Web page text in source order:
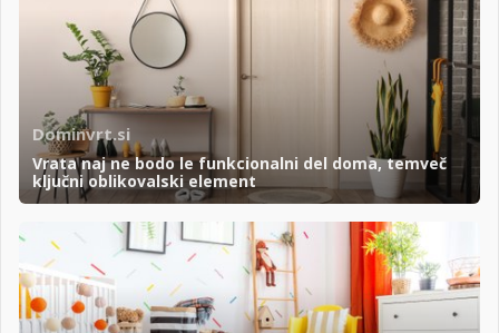
Dominvrt.si
Vrata naj ne bodo le funkcionalni del doma, temveč
ključni oblikovalski element